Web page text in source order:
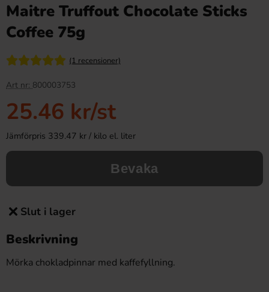
Maitre Truffout Chocolate Sticks
Coffee 75g
(1 recensioner)
Art nr: 800003753
25.46 kr/st
Jämförpris 339.47 kr / kilo el. liter
Bevaka
Slut i lager
Beskrivning
Mörka chokladpinnar med kaffefyllning.